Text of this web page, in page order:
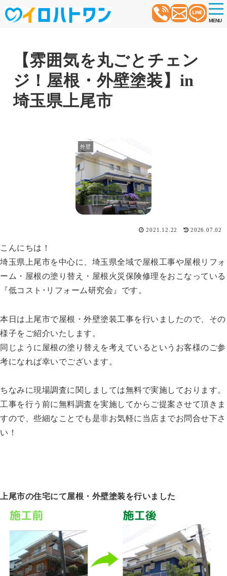
t
o
g
MENU
【雰囲気を丸ごとチェン
ジ！屋根・外壁塗装】in
埼玉県上尾市
外壁
2021.12.22 2026.07.02
こんにちは！
埼玉県上尾市を中心に、埼玉県全域で屋根工事や屋根リフォ
ーム・屋根の塗り替え・屋根火災保険修理をおこなっている
『低コスト･リフォーム研究会』です。
本日は上尾市で屋根・外壁塗装工事を行いましたので、その
様子をご紹介いたします。
同じように屋根の塗り替えを考えているというお客様のご参
考になれば幸いでございます。
ちなみに現場調査に関しましては無料で実施しております。
工事を行う前に無料調査を実施してからご提案させて頂きま
すので、些細なことでも是非お気軽に当店までお問合せ下さ
い！
上尾市の住宅にて屋根・外壁塗装を行いました